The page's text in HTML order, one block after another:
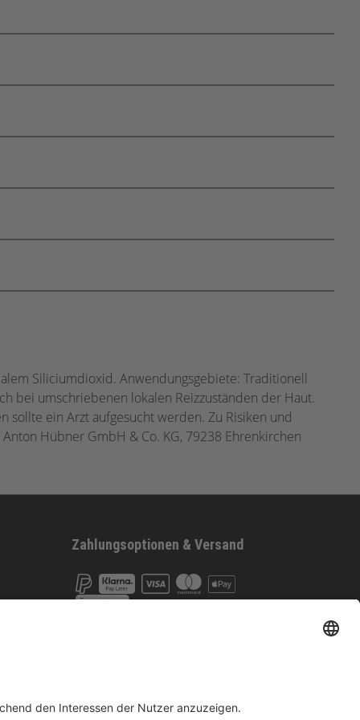
Siliciumdioxid. Anwendungsgebiete: Traditionell
bei umschriebenen lokalen Reizzuständen der Haut.
sollte ein Arzt aufgesucht werden. Zu Risiken und
Hübner GmbH & Co. KG, 79238 Ehrenkirchen
Zahlungsoptionen & Versand